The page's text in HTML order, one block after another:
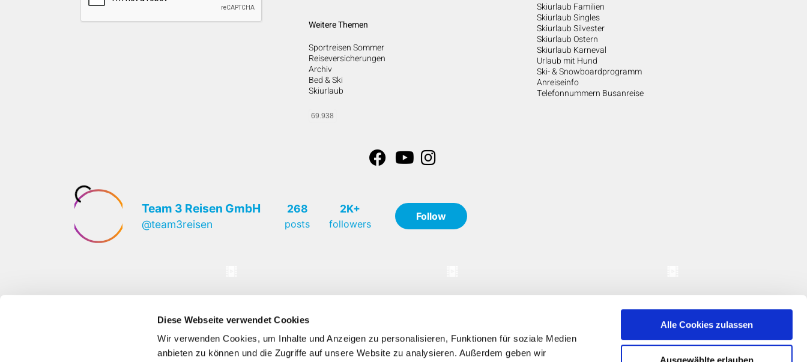
Diese Webseite verwendet Cookies
Wir verwenden Cookies, um Inhalte und Anzeigen zu personalisieren, Funktionen für soziale Medien
anbieten zu können und die Zugriffe auf unsere Website zu analysieren. Außerdem geben wir
Alle Cookies zulassen
Ausgewählte erlauben
Weitere Themen
Sportreisen Sommer
Reiseversicherungen
Archiv
Bed & Ski
Skiurlaub
69.938
Skiurlaub Familien
Skiurlaub Singles
Skiurlaub Silvester
Skiurlaub Ostern
Skiurlaub Karneval
Urlaub mit Hund
Ski- & Snowboardprogramm
Anreiseinfo
Telefonnummern Busanreise